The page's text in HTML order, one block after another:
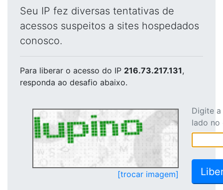
Seu IP fez diversas tentativas de
acessos suspeitos a sites hospedados
conosco.
Para liberar o acesso do IP 216.73.217.131,
responda ao desafio abaixo.
[trocar imagem]
Digite
lado no